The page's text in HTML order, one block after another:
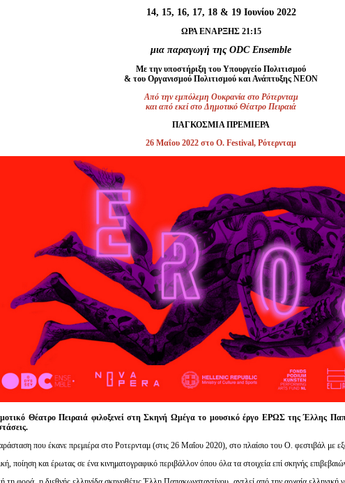
14, 15, 16, 17, 18 & 19 Ιουνίου 2022
ΩΡΑ ΕΝΑΡΞΗΣ 21:15
μια παραγωγή της ODC Ensemble
Με την υποστήριξη του Υπουργείο Πολιτισμού
& του Οργανισμού Πολιτισμού και Ανάπτυξης ΝΕΟΝ
Από την εμπόλεμη Ουκρανία στο Ρότερνταμ
και από εκεί στο Δημοτικό Θέατρο Πειραιά
ΠΑΓΚΟΣΜΙΑ ΠΡΕΜΙΕΡΑ
26 Μαΐου 2022 στο O. Festival, Ρότερνταμ
Θέατρο Πειραιά φιλοξενεί στη Σκηνή Ωμέγα το μουσικό έργο EΡΩΣ της Έλλης
που έκανε πρεμιέρα στο Ροτερνταμ (στις 26 Μαΐου 2020), στο πλαίσιο του Ο. φεστιβάλ με
ποίηση και έρωτας σε ένα κινηματογραφικό περιβάλλον όπου όλα τα στοιχεία επί σκηνής